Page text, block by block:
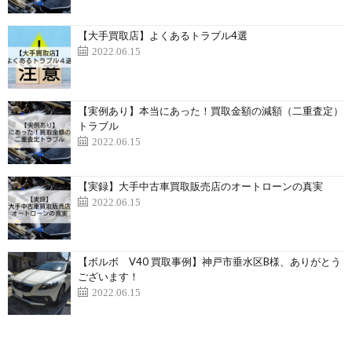
【大手買取店】よくあるトラブル4選
2022.06.15
【実例あり】本当にあった！買取金額の減額（二重査定）
トラブル
2022.06.15
【実録】大手中古車買取販売店のオートローンの真実
2022.06.15
【ボルボ V40 買取事例】神戸市垂水区B様、ありがとう
ございます！
2022.06.15